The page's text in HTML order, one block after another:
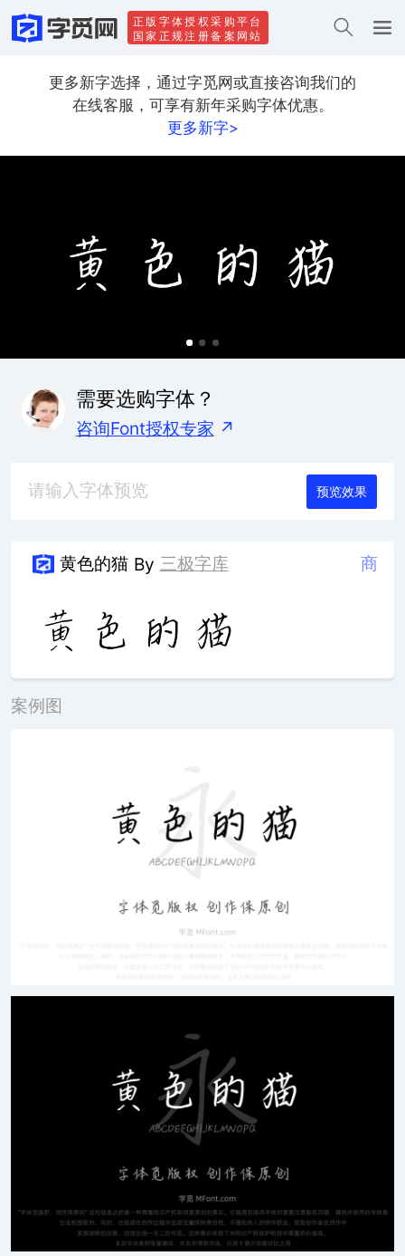
正版字体授权采购平台
国家正规注册备案网站
更多新字选择，通过字觅网或直接咨询我们的
在线客服，可享有新年采购字体优惠。
更多新字>
需要选购字体？
咨询Font授权专家 ↗
预览效果
黄色的猫 By 三极字库 商
案例图